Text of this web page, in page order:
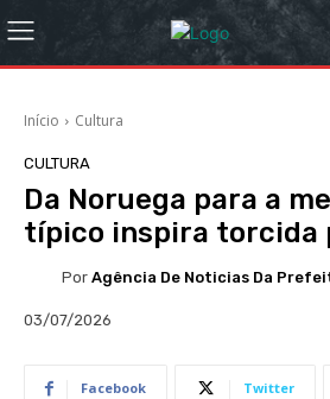
Início Cultura
CULTURA
Da Noruega para a
típico inspira torcida
Por Agência De Noticias Da
03/07/2026
Facebook Twitter